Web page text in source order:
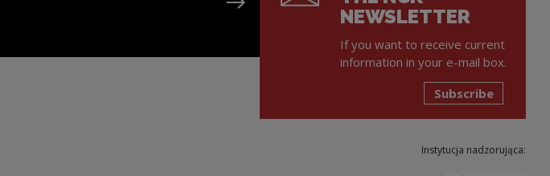
NEWSLETTER
If you want to receive current
information in your e-mail box.
Subscribe
Instytucja nadzorująca: